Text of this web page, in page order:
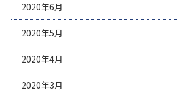
2020年6月
2020年5月
2020年4月
2020年3月